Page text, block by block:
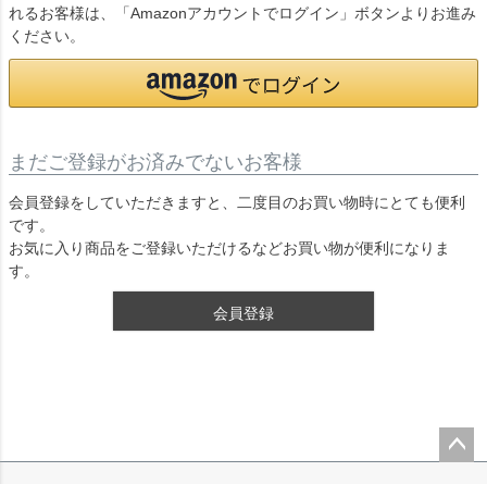
れるお客様は、「Amazonアカウントでログイン」ボタンよりお進み
ください。
まだご登録がお済みでないお客様
会員登録をしていただきますと、二度目のお買い物時にとても便利
です。
お気に入り商品をご登録いただけるなどお買い物が便利になりま
す。
会員登録